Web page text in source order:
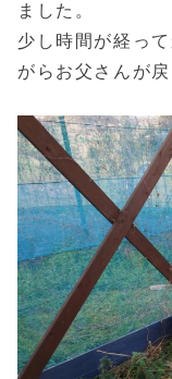
ました。
少し時間が経っ
がらお父さんが